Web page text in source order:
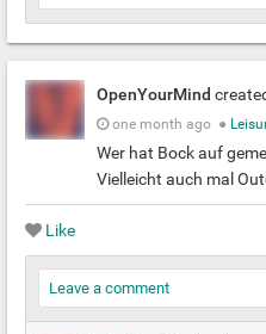
OpenYourMind
one month ago ●
Wer hat Bock auf
Vielleicht auch mal
Like
Leave a comment